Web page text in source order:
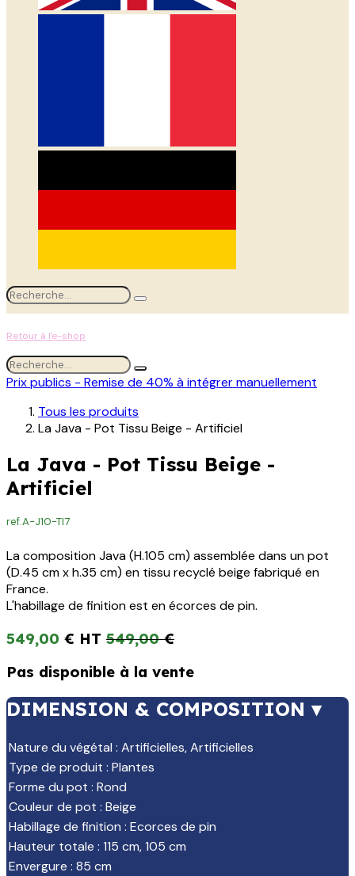
Retour à l'e-shop
Prix publics - Remise de 40% à intégrer manuellement
Tous les produits
La Java - Pot Tissu Beige - Artificiel
La Java - Pot Tissu Beige -
Artificiel
ref.A-J10-TI7
La composition Java (H.105 cm) assemblée dans un pot
(D.45 cm x h.35 cm) en tissu recyclé beige fabriqué en
France.
L'habillage de finition est en écorces de pin.
549,00 € 549,00€
Pas disponible à la vente
DIMENSION & COMPOSITION ▾
Nature du végétal : Artificielles,Artificielles
Type de produit : Plantes
Forme du pot : Rond
Couleur de pot : Beige
Habillage de finition : Ecorces de pin
Hauteur totale : 115 cm,105 cm
Envergure : 85 cm